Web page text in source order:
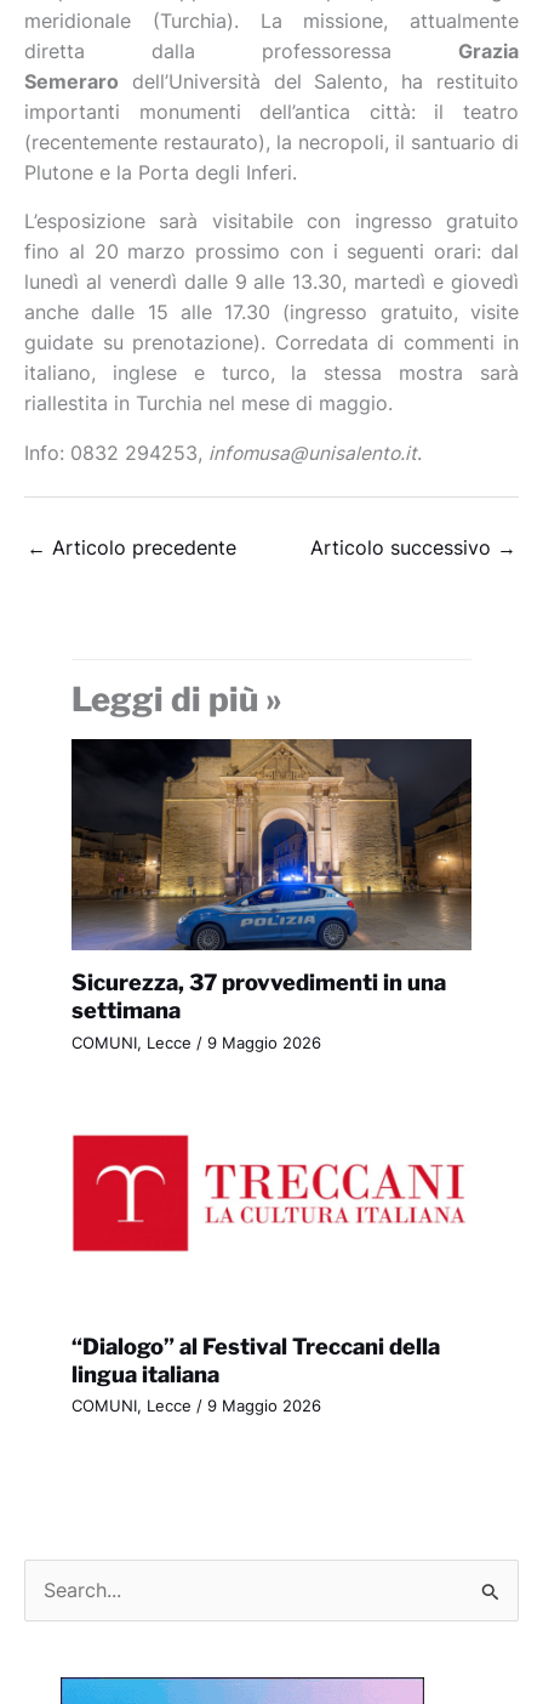
meridionale (Turchia). La missione, attualmente
diretta dalla professoressa Grazia
Semeraro dell’Università del Salento, ha restituito
importanti monumenti dell’antica città: il teatro
(recentemente restaurato), la necropoli, il santuario di
Plutone e la Porta degli Inferi.
L’esposizione sarà visitabile con ingresso gratuito
fino al 20 marzo prossimo con i seguenti orari: dal
lunedì al venerdì dalle 9 alle 13.30, martedì e giovedì
anche dalle 15 alle 17.30 (ingresso gratuito, visite
guidate su prenotazione). Corredata di commenti in
italiano, inglese e turco, la stessa mostra sarà
riallestita in Turchia nel mese di maggio.
Info: 0832 294253, infomusa@unisalento.it.
← Articolo precedente Articolo successivo →
Leggi di più »
Sicurezza, 37 provvedimenti in una
settimana
COMUNI, Lecce / 9 Maggio 2026
“Dialogo” al Festival Treccani della
lingua italiana
COMUNI, Lecce / 9 Maggio 2026